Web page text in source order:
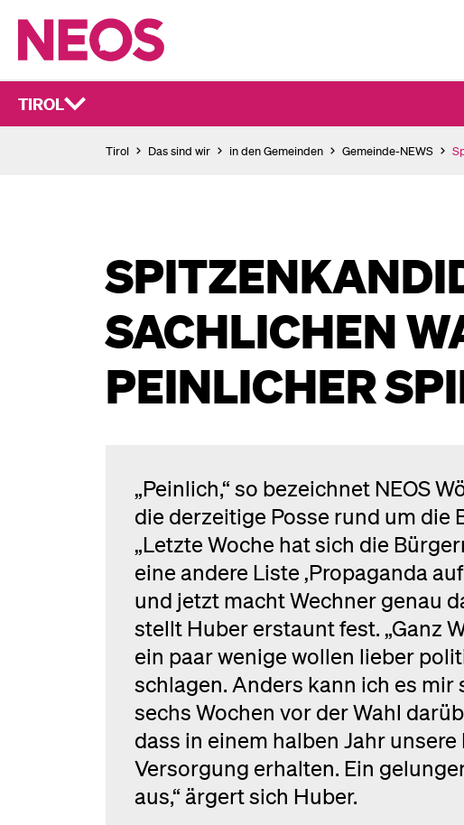
TIROL
Tirol Das sind wir in den Gemeinden Gemeinde-NEWS
SACHLICHEN
PEINLICHER
„Peinlich,“ so bezeichnet NEOS
die derzeitige Posse rund um die
„Letzte Woche hat sich die
eine andere Liste ‚Propaganda
und jetzt macht Wechner genau
stellt Huber erstaunt fest. „Ganz
ein paar wenige wollen lieber
schlagen. Anders kann ich es
sechs Wochen vor der Wahl
dass in einem halben Jahr
Versorgung erhalten. Ein
aus,“ ärgert sich Huber.